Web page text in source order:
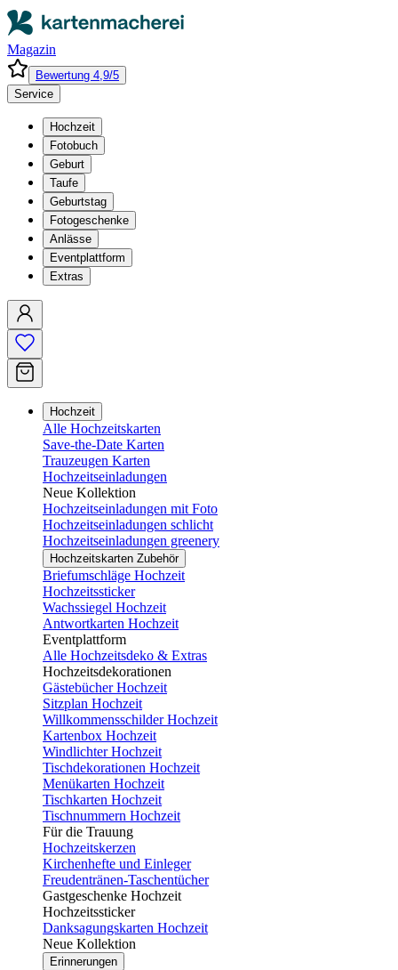
Magazin
Bewertung 4,9/5
Service
Hochzeit
Fotobuch
Geburt
Taufe
Geburtstag
Fotogeschenke
Anlässe
Eventplattform
Extras
Hochzeit
Alle Hochzeitskarten
Save-the-Date Karten
Trauzeugen Karten
Hochzeitseinladungen
Neue Kollektion
Hochzeitseinladungen mit Foto
Hochzeitseinladungen schlicht
Hochzeitseinladungen greenery
Hochzeitskarten Zubehör
Briefumschläge Hochzeit
Hochzeitssticker
Wachssiegel Hochzeit
Antwortkarten Hochzeit
Eventplattform
Alle Hochzeitsdeko & Extras
Hochzeitsdekorationen
Gästebücher Hochzeit
Sitzplan Hochzeit
Willkommensschilder Hochzeit
Kartenbox Hochzeit
Windlichter Hochzeit
Tischdekorationen Hochzeit
Menükarten Hochzeit
Tischkarten Hochzeit
Tischnummern Hochzeit
Für die Trauung
Hochzeitskerzen
Kirchenhefte und Einleger
Freudentränen-Taschentücher
Gastgeschenke Hochzeit
Hochzeitssticker
Danksagungskarten Hochzeit
Neue Kollektion
Erinnerungen